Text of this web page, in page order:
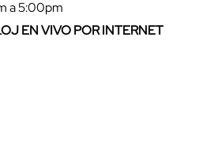
a 5:00pm
EN VIVO POR INTERNET